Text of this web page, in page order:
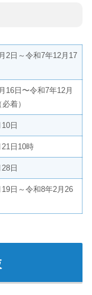
2日～令和7年12月17
16日〜令和7年12月
着）
日
日10時
日
日～令和8年2月26